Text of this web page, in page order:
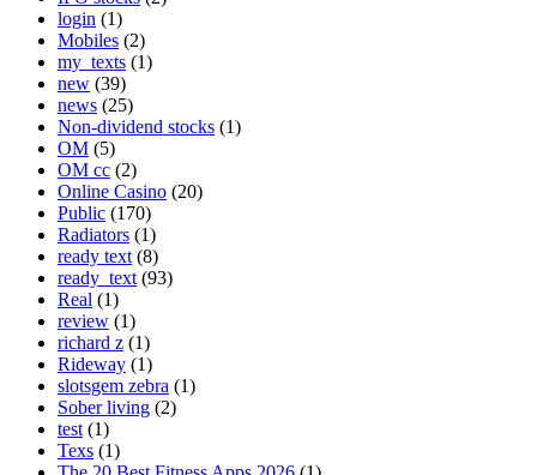
login (1)
Mobiles (2)
my_texts (1)
new (39)
news (25)
Non-dividend stocks (1)
OM (5)
OM cc (2)
Online Casino (20)
Public (170)
Radiators (1)
ready text (8)
ready_text (93)
Real (1)
review (1)
richard z (1)
Rideway (1)
slotsgem zebra (1)
Sober living (2)
test (1)
Texs (1)